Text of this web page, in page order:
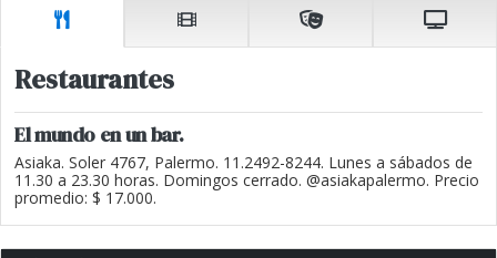
Restaurantes
El mundo en un bar.
Asiaka. Soler 4767, Palermo. 11.2492-8244. Lunes a sábados de
11.30 a 23.30 horas. Domingos cerrado. @asiakapalermo. Precio
promedio: $ 17.000.